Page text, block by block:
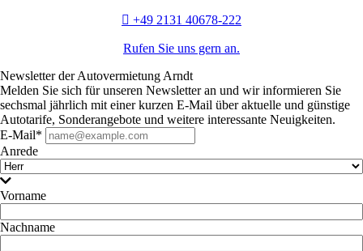
+49 2131 40678-222
Rufen Sie uns gern an.
Newsletter der Autovermietung Arndt
Melden Sie sich für unseren Newsletter an und wir informieren Sie
sechsmal jährlich mit einer kurzen E-Mail über aktuelle und günstige
Autotarife, Sonderangebote und weitere interessante Neuigkeiten.
E-Mail*
Anrede
Vorname
Nachname